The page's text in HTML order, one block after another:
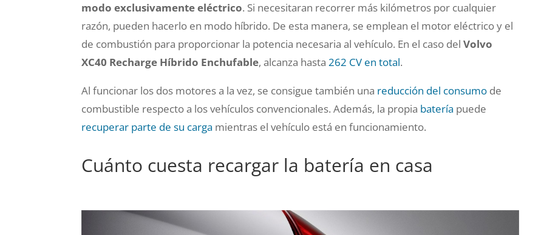
modo exclusivamente eléctrico. Si necesitaran recorrer más kilómetros por cualquier
razón, pueden hacerlo en modo híbrido. De esta manera, se emplean el motor eléctrico y el
de combustión para proporcionar la potencia necesaria al vehículo. En el caso delVolvo
XC40 Recharge Híbrido Enchufable, alcanza hasta262 CV en total.
Al funcionar los dos motores a la vez, se consigue también una reducción del consumo de
combustible respecto a los vehículos convencionales. Además, la propia batería puede
recuperar parte de su carga mientras el vehículo está en funcionamiento.
Cuánto cuesta recargar la batería en casa